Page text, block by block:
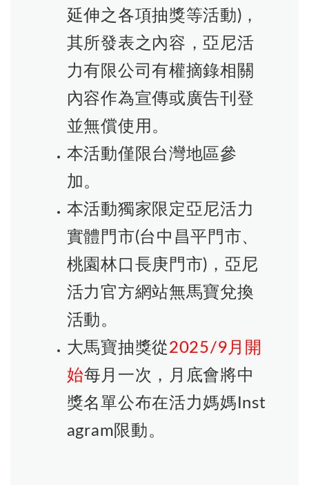
延伸之各項抽獎等活動)，
其所發表之內容，亞尼活
力有限公司有權摘錄相關
內容作為宣傳或廣告刊登
並無償使用。
本活動僅限台灣地區參
加。
本活動獨家限定亞尼活力
實體門市(台中昌平門市、
桃園林口長庚門市)，亞尼
活力官方網站無馬寶兌換
活動。
大馬寶抽獎從2025/9月開
始每月一次，月底會將中
獎名單公布在活力媽媽Inst
agram限動。